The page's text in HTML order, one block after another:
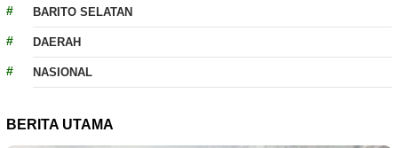
BARITO SELATAN
DAERAH
NASIONAL
BERITA UTAMA